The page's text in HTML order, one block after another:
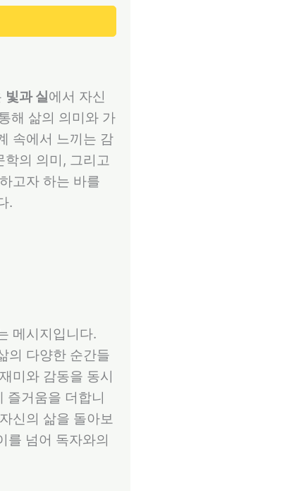
빛과 실에서 자신
해 삶의 의미와 가
속에서 느끼는 감
의 의미, 그리고
고자 하는 바를
.
메시지입니다.
의 다양한 순간들
미와 감동을 동시
즐거움을 더합니
신의 삶을 돌아보
를 넘어 독자와의